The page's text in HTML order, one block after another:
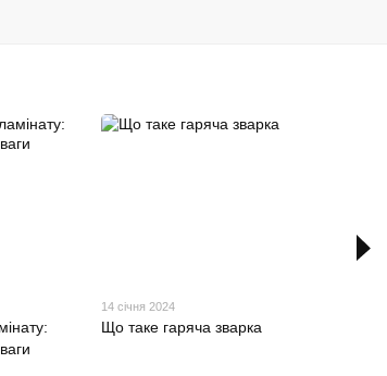
14 січня 2024
Що таке гаряча зварка